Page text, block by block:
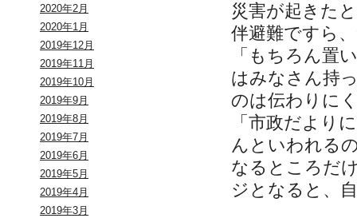
2020年2月
2020年1月
2019年12月
2019年11月
2019年10月
2019年9月
2019年8月
2019年7月
2019年6月
2019年5月
2019年4月
2019年3月
災害が起きた
伴避難ですら
「もちろん置
はみなさん持
のは伝わりに
「市政だより
んといわれる
なるところだ
ジとなると、